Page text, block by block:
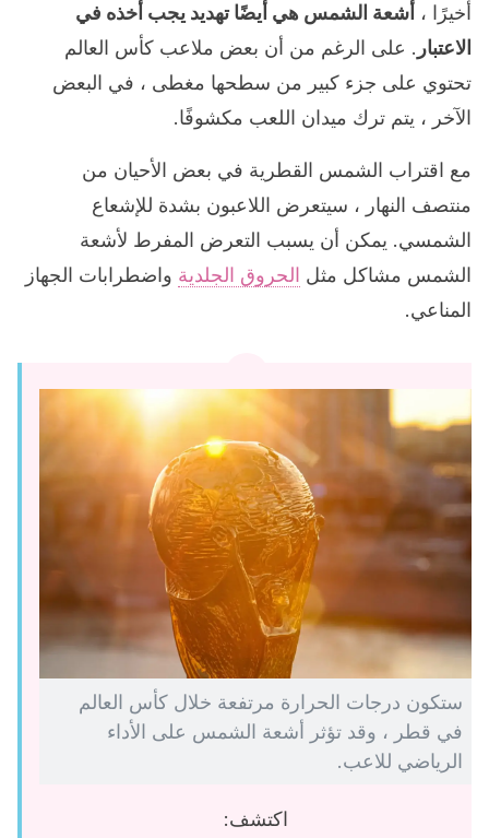
أخيرًا ، أشعة الشمس هي أيضًا تهديد يجب أخذه في
الاعتبار . على الرغم من أن بعض ملاعب كأس العالم
تحتوي على جزء كبير من سطحها مغطى ، في البعض
الآخر ، يتم ترك ميدان اللعب مكشوفًا.
مع اقتراب الشمس القطرية في بعض الأحيان من
منتصف النهار ، سيتعرض اللاعبون بشدة للإشعاع
الشمسي. يمكن أن يسبب التعرض المفرط لأشعة
الشمس مشاكل مثل الحروق الجلدية واضطرابات الجهاز
المناعي.
ستكون درجات الحرارة مرتفعة خلال كأس العالم
في قطر ، وقد تؤثر أشعة الشمس على الأداء
الرياضي للاعب.
اكتشف: